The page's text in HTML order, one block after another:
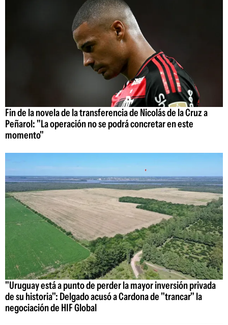
Fin de la novela de la transferencia de Nicolás de la Cruz a
Peñarol: "La operación no se podrá concretar en este
momento"
"Uruguay está a punto de perder la mayor inversión privada
de su historia": Delgado acusó a Cardona de "trancar" la
negociación de HIF Global